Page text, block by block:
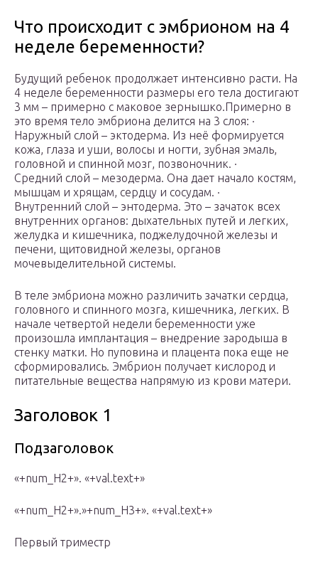
Что происходит с эмбрионом на 4
неделе беременности?
Будущий ребенок продолжает интенсивно расти. На
4 неделе беременности размеры его тела достигают
3 мм – примерно с маковое зернышко.Примерно в
это время тело эмбриона делится на 3 слоя: ·
Наружный слой – эктодерма. Из неё формируется
кожа, глаза и уши, волосы и ногти, зубная эмаль,
головной и спинной мозг, позвоночник. ·
Средний слой – мезодерма. Она дает начало костям,
мышцам и хрящам, сердцу и сосудам. ·
Внутренний слой – энтодерма. Это – зачаток всех
внутренних органов: дыхательных путей и легких,
желудка и кишечника, поджелудочной железы и
печени, щитовидной железы, органов
мочевыделительной системы.
В теле эмбриона можно различить зачатки сердца,
головного и спинного мозга, кишечника, легких. В
начале четвертой недели беременности уже
произошла имплантация – внедрение зародыша в
стенку матки. Но пуповина и плацента пока еще не
сформировались. Эмбрион получает кислород и
питательные вещества напрямую из крови матери.
Заголовок 1
Подзаголовок
«+num_H2+». «+val.text+»
«+num_H2+».»+num_H3+». «+val.text+»
Первый триместр